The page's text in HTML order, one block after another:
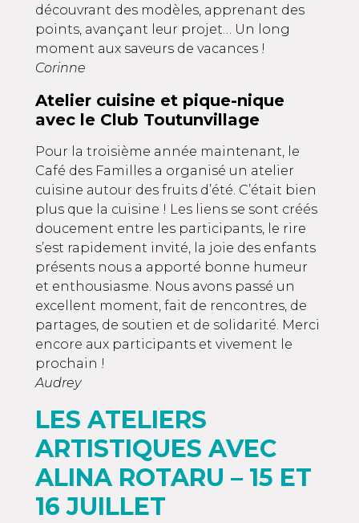
découvrant des modèles, apprenant des
points, avançant leur projet… Un long
moment aux saveurs de vacances !
Corinne
Atelier cuisine et pique-nique
avec le Club Toutunvillage
Pour la troisième année maintenant, le
Café des Familles a organisé un atelier
cuisine autour des fruits d’été. C’était bien
plus que la cuisine ! Les liens se sont créés
doucement entre les participants, le rire
s’est rapidement invité, la joie des enfants
présents nous a apporté bonne humeur
et enthousiasme. Nous avons passé un
excellent moment, fait de rencontres, de
partages, de soutien et de solidarité. Merci
encore aux participants et vivement le
prochain !
Audrey
LES ATELIERS
ARTISTIQUES AVEC
ALINA ROTARU – 15 ET
16 JUILLET